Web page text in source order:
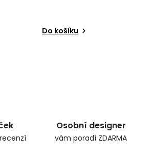
Do košíku
Osobní designer
vám poradí ZDARMA